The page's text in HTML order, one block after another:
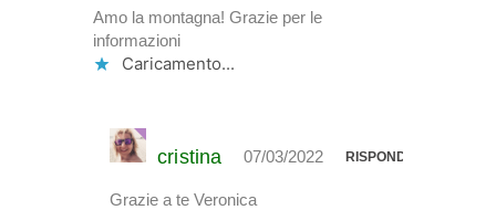
Amo la montagna! Grazie per le
informazioni
Caricamento...
cristina 07/03/2022 RISPONDI
Grazie a te Veronica